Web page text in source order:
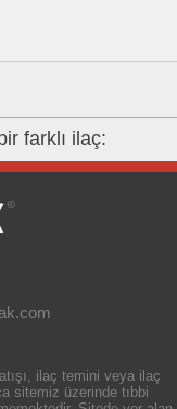
farklı ilaç:
ilaç temini veya ilaç
sitemiz üzerinde tıbbi